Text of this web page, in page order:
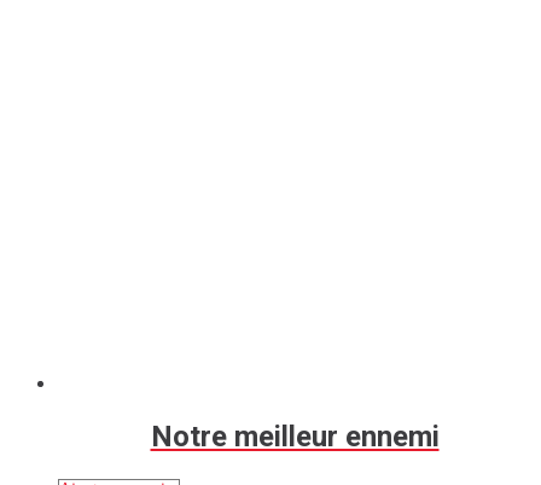
Notre meilleur ennemi